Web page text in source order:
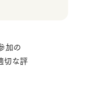
加の
切な評